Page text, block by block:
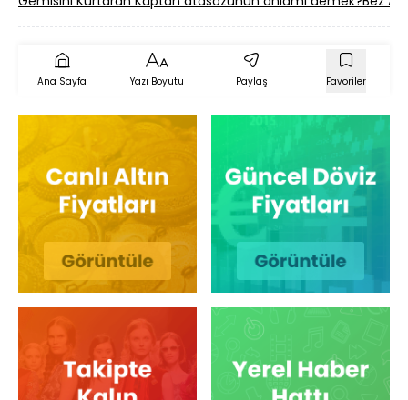
Ana Sayfa Yazı Boyutu Paylaş Favoriler